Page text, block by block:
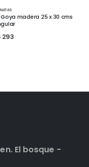
PALETAS
Goya Plastica rectangular
$111
El bosque -